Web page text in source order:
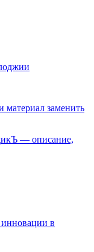
заменить
— описание,
в